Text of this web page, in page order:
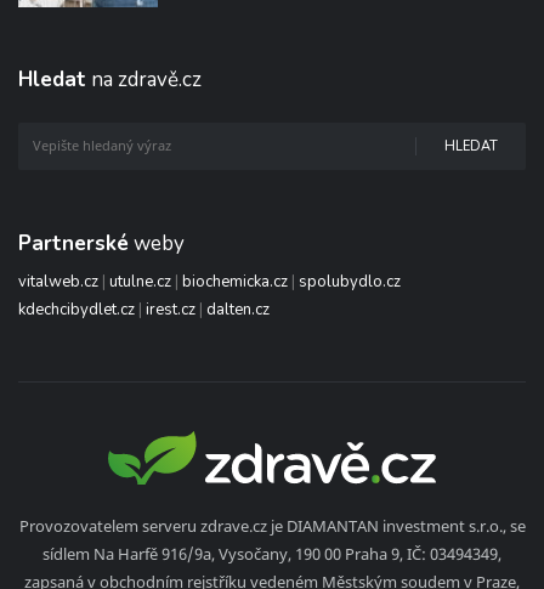
Hledat na zdravě.cz
HLEDAT
Partnerské weby
vitalweb.cz | utulne.cz | biochemicka.cz | spolubydlo.cz
kdechcibydlet.cz | irest.cz | dalten.cz
Provozovatelem serveru zdrave.cz je DIAMANTAN investment s.r.o., se
sídlem Na Harfě 916/9a, Vysočany, 190 00 Praha 9, IČ: 03494349,
zapsaná v obchodním rejstříku vedeném Městským soudem v Praze,